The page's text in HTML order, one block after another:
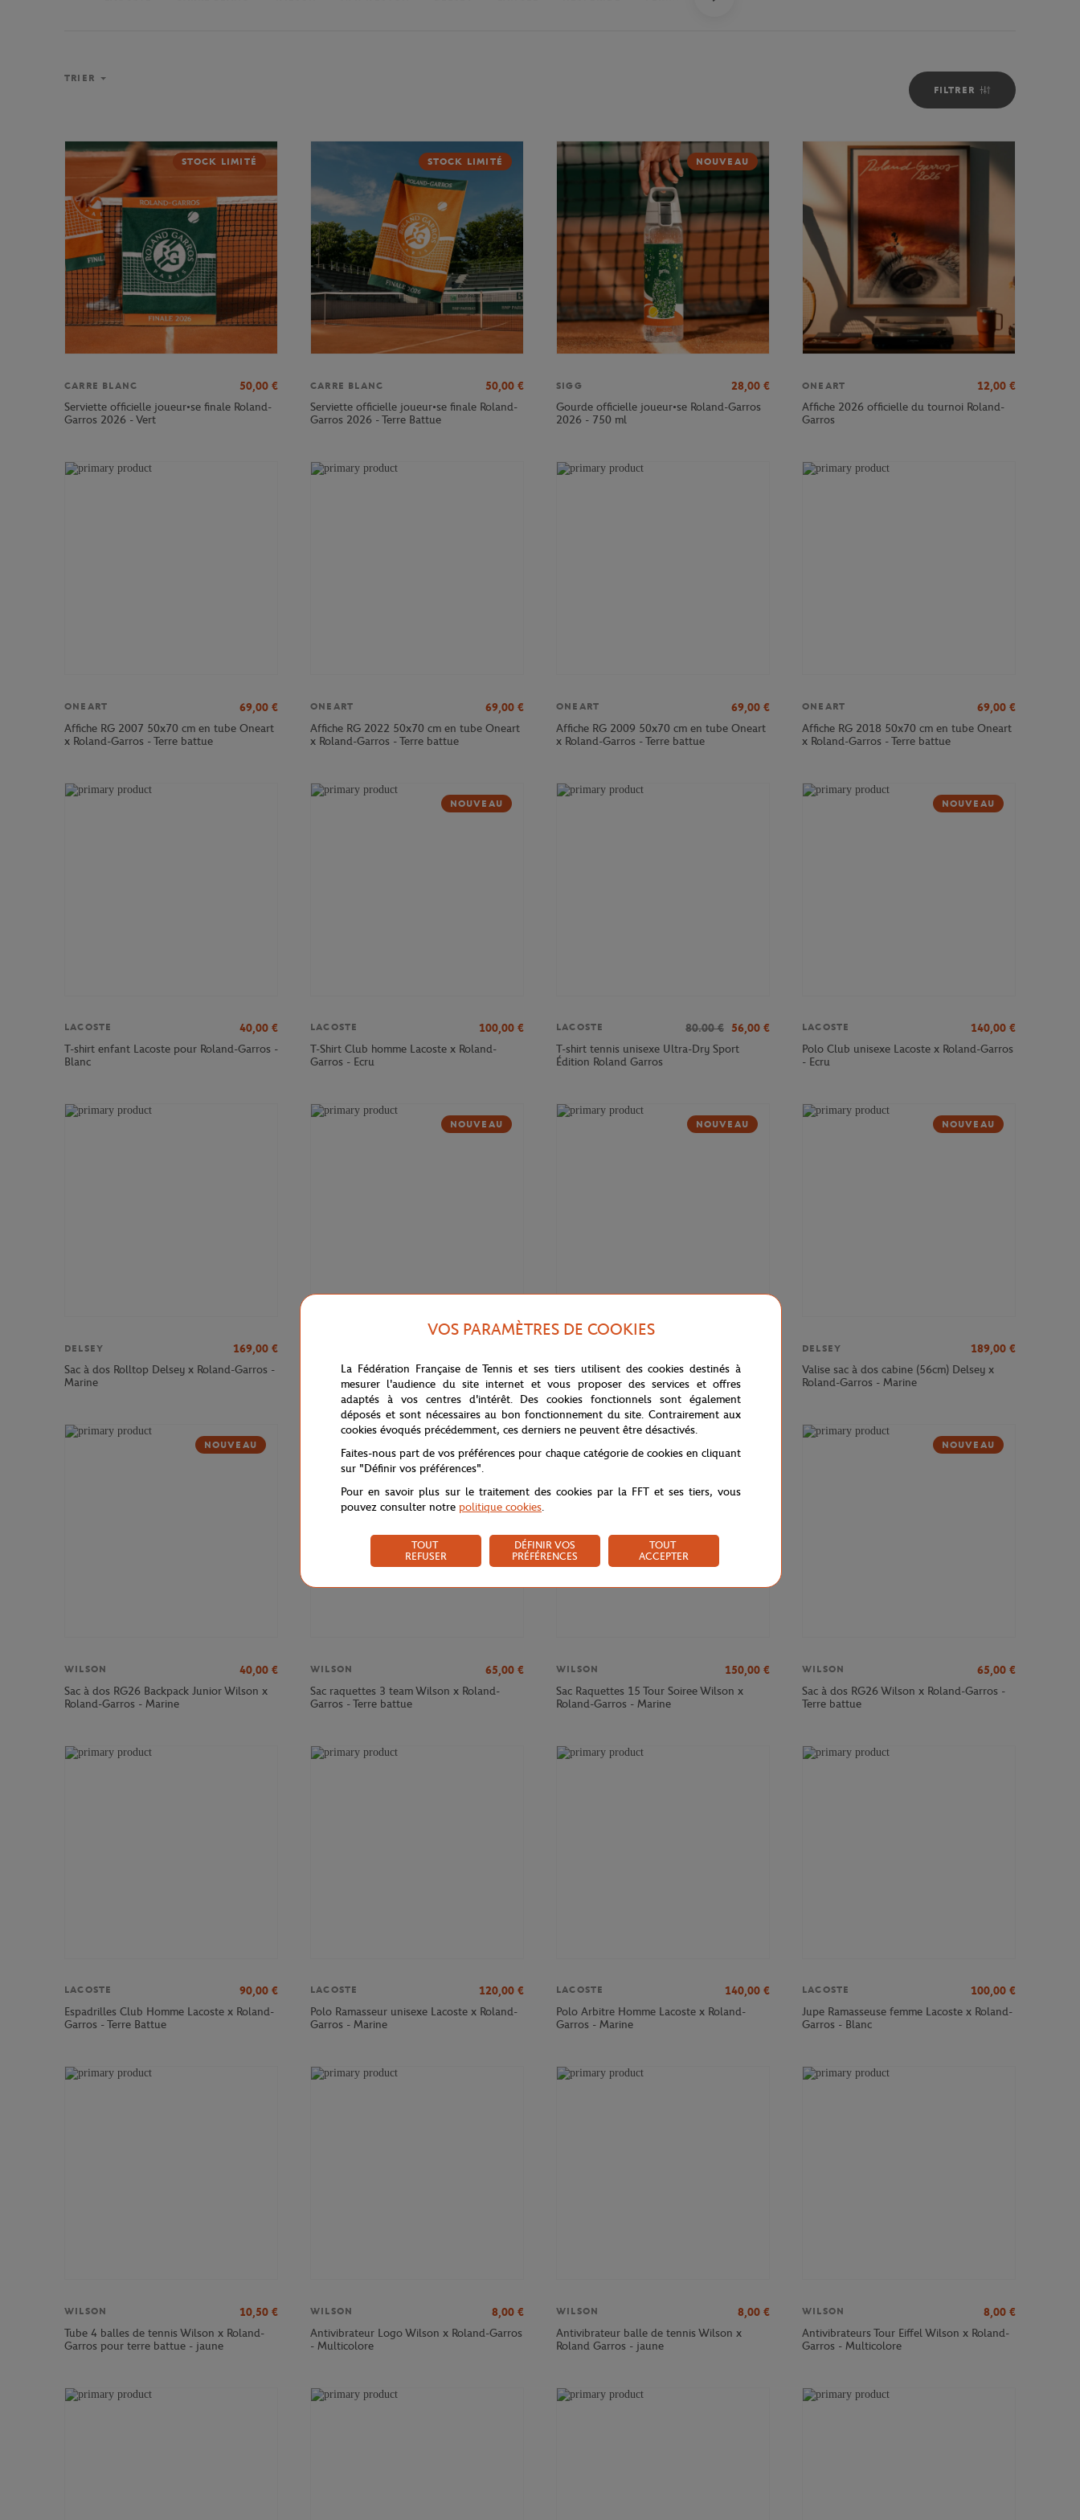
FILTRER
TRIER
STOCK LIMITÉ
CARRE BLANC 50,00 €
Serviette officielle joueur•se finale Roland-
Garros 2026 - Vert
STOCK LIMITÉ
CARRE BLANC 50,00 €
Serviette officielle joueur•se finale Roland-
Garros 2026 - Terre Battue
NOUVEAU
SIGG 28,00 €
Gourde officielle joueur•se Roland-Garros
2026 - 750 ml
ONEART 12,00 €
Affiche 2026 officielle du tournoi Roland-
Garros
ONEART 69,00 €
Affiche RG 2007 50x70 cm en tube Oneart
x Roland-Garros - Terre battue
ONEART 69,00 €
Affiche RG 2022 50x70 cm en tube Oneart
x Roland-Garros - Terre battue
ONEART 69,00 €
Affiche RG 2009 50x70 cm en tube Oneart
x Roland-Garros - Terre battue
ONEART 69,00 €
Affiche RG 2018 50x70 cm en tube Oneart
x Roland-Garros - Terre battue
LACOSTE 40,00 €
T-shirt enfant Lacoste pour Roland-Garros -
Blanc
NOUVEAU
LACOSTE 100,00 €
T-Shirt Club homme Lacoste x Roland-
Garros - Ecru
LACOSTE 80.00 € 56,00 €
T-shirt tennis unisexe Ultra-Dry Sport
Édition Roland Garros
NOUVEAU
LACOSTE 140,00 €
Polo Club unisexe Lacoste x Roland-Garros
- Ecru
DELSEY 169,00 €
Sac à dos Rolltop Delsey x Roland-Garros -
Marine
NOUVEAU
Sac à dos Cadence Soft 14" Delsey x
Roland-Garros - Marine
NOUVEAU
Valise cabine Cadence (55cm) Delsey x
Roland-Garros - Marine
NOUVEAU
DELSEY 189,00 €
Valise sac à dos cabine (56cm) Delsey x
Roland-Garros - Marine
NOUVEAU
WILSON 40,00 €
Sac à dos RG26 Backpack Junior Wilson x
Roland-Garros - Marine
WILSON 65,00 €
Sac raquettes 3 team Wilson x Roland-
Garros - Terre battue
WILSON 150,00 €
Sac Raquettes 15 Tour Soiree Wilson x
Roland-Garros - Marine
NOUVEAU
WILSON 65,00 €
Sac à dos RG26 Wilson x Roland-Garros -
Terre battue
LACOSTE 90,00 €
Espadrilles Club Homme Lacoste x Roland-
Garros - Terre Battue
LACOSTE 120,00 €
Polo Ramasseur unisexe Lacoste x Roland-
Garros - Marine
LACOSTE 140,00 €
Polo Arbitre Homme Lacoste x Roland-
Garros - Marine
LACOSTE 100,00 €
Jupe Ramasseuse femme Lacoste x Roland-
Garros - Blanc
WILSON 10,50 €
Tube 4 balles de tennis Wilson x Roland-
Garros pour terre battue - jaune
WILSON 8,00 €
Antivibrateur Logo Wilson x Roland-Garros
- Multicolore
WILSON 8,00 €
Antivibrateur balle de tennis Wilson x
Roland Garros - jaune
WILSON 8,00 €
Antivibrateurs Tour Eiffel Wilson x Roland-
Garros - Multicolore
VOS PARAMÈTRES DE COOKIES
La Fédération Française de Tennis et ses tiers utilisent des cookies destinés à
mesurer l'audience du site internet et vous proposer des services et offres
adaptés à vos centres d'intérêt. Des cookies fonctionnels sont également
déposés et sont nécessaires au bon fonctionnement du site. Contrairement aux
cookies évoqués précédemment, ces derniers ne peuvent être désactivés.
Faites-nous part de vos préférences pour chaque catégorie de cookies en cliquant
sur "Définir vos préférences".
Pour en savoir plus sur le traitement des cookies par la FFT et ses tiers, vous
pouvez consulter notre politique cookies.
TOUT
REFUSER
DÉFINIR VOS
PRÉFÉRENCES
TOUT
ACCEPTER